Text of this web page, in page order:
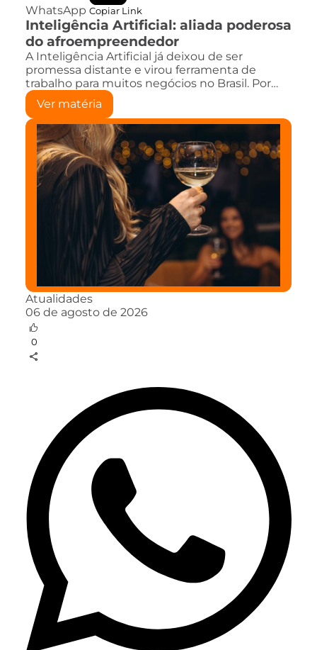
WhatsApp Copiar Link
Inteligência Artificial: aliada poderosa
do afroempreendedor
A Inteligência Artificial já deixou de ser
promessa distante e virou ferramenta de
trabalho para muitos negócios no Brasil. Por…
Ver matéria
Atualidades
06 de agosto de 2026
0